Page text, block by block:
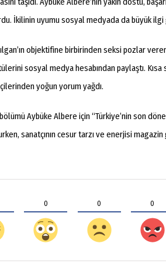
İkilinin uyumu sosyal medyada da büyük ilgi
objektifine birbirinden seksi pozlar
sosyal medya hesabından paylaştı. Kısa
yoğun yorum yağdı.
Aybüke Albere için “Türkiye’nin son
sanatçının cesur tarzı ve enerjisi
0 0 0